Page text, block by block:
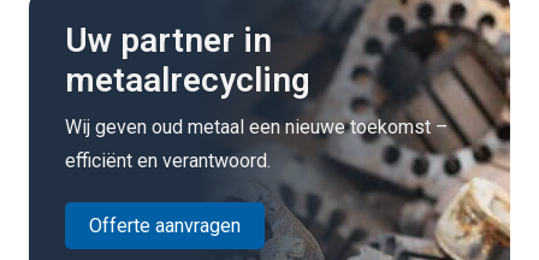
Uw partner in
metaalrecycling
Wij geven oud metaal een nieuwe toekomst –
efficiënt en verantwoord.
Offerte aanvragen